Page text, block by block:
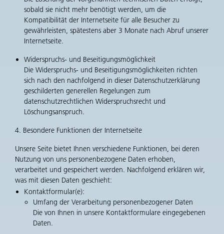
sobald sie nicht mehr benötigt werden, um die
Kompatibilität der Internetseite für alle Besucher zu
gewährleisten, spätestens aber 3 Monate nach Abruf unserer
Internetseite.
Widerspruchs- und Beseitigungsmöglichkeit
Die Widerspruchs- und Beseitigungsmöglichkeiten richten
sich nach den nachfolgend in dieser Datenschutzerklärung
geschilderten generellen Regelungen zum
datenschutzrechtlichen Widerspruchsrecht und
Löschungsanspruch.
4. Besondere Funktionen der Internetseite
Unsere Seite bietet Ihnen verschiedene Funktionen, bei deren
Nutzung von uns personenbezogene Daten erhoben,
verarbeitet und gespeichert werden. Nachfolgend erklären wir,
was mit diesen Daten geschieht:
Kontaktformular(e):
Umfang der Verarbeitung personenbezogener Daten
Die von Ihnen in unsere Kontaktformulare eingegebenen
Daten.